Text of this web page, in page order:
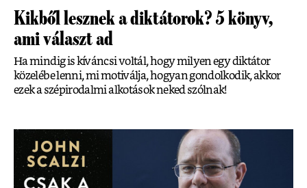
Kikből lesznek a diktátorok? 5 könyv,
ami választ ad
Ha mindig is kíváncsi voltál, hogy milyen egy diktátor
közelébe lenni, mi motiválja, hogyan gondolkodik, akkor
ezek a szépirodalmi alkotások neked szólnak!